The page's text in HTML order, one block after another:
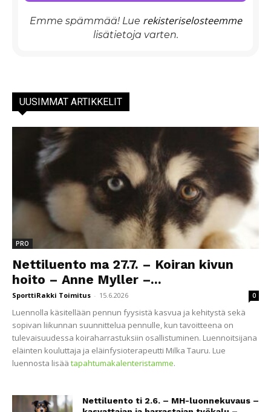
Emme spämmää! Lue rekisteriselosteemme
lisätietoja varten.
UUSIMMAT ARTIKKELIT
PRO
Nettiluento ma 27.7. – Koiran kivun
hoito – Anne Myller –...
SporttiRakki Toimitus - 15.6.2026 0
Luennolla käsitellään pennun fyysistä kasvua ja kehitystä sekä
sopivan liikunnan suunnittelua pennulle, kun tavoitteena on
tulevaisuudessa koiraharrastuksiin osallistuminen. Luennoitsijana
eläinten kouluttaja ja eläinfysioterapeutti Milka Tauru. Lue
luennosta lisää tapahtumakalenteristamme.
Nettiluento ti 2.6. – MH-luonnekuvaus –